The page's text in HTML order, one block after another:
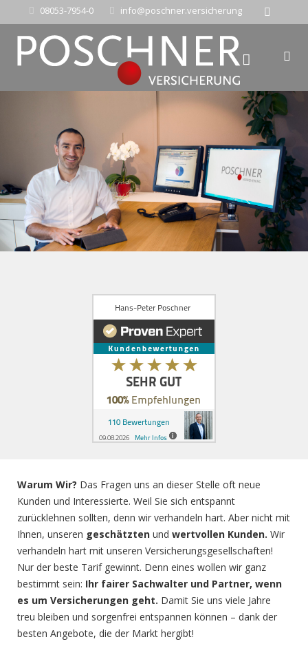
08053-7954-0 info@poschner.versicherung
Warum Wir? Das Fragen uns an dieser Stelle oft neue
Kunden und Interessierte. Weil Sie sich entspannt
zurücklehnen sollten, denn wir verhandeln hart. Aber nicht mit
Ihnen, unseren geschätzten und wertvollen Kunden. Wir
verhandeln hart mit unseren Versicherungsgesellschaften!
Nur der beste Tarif gewinnt. Denn eines wollen wir ganz
bestimmt sein: Ihr fairer Sachwalter und Partner, wenn
es um Versicherungen geht. Damit Sie uns viele Jahre
treu bleiben und sorgenfrei entspannen können – dank der
besten Angebote, die der Markt hergibt!